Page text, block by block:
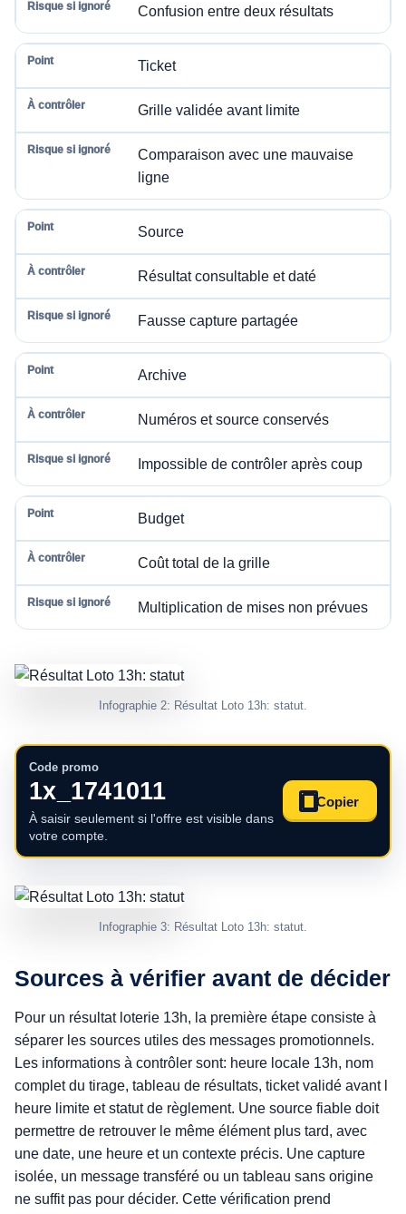
Confusion entre deux résultats
Ticket
Grille validée avant limite
Comparaison avec une mauvaise
ligne
Source
Résultat consultable et daté
Fausse capture partagée
Archive
Numéros et source conservés
Impossible de contrôler après coup
Budget
Coût total de la grille
Multiplication de mises non prévues
Infographie 2: Résultat Loto 13h: statut.
Code promo
1x_1741011
À saisir seulement si l'offre est visible dans
votre compte.
Copier
Infographie 3: Résultat Loto 13h: statut.
Sources à vérifier avant de décider
Pour un résultat loterie 13h, la première étape consiste à
séparer les sources utiles des messages promotionnels.
Les informations à contrôler sont: heure locale 13h, nom
complet du tirage, tableau de résultats, ticket validé avant l
heure limite et statut de règlement. Une source fiable doit
permettre de retrouver le même élément plus tard, avec
une date, une heure et un contexte précis. Une capture
isolée, un message transféré ou un tableau sans origine
ne suffit pas pour décider. Cette vérification prend